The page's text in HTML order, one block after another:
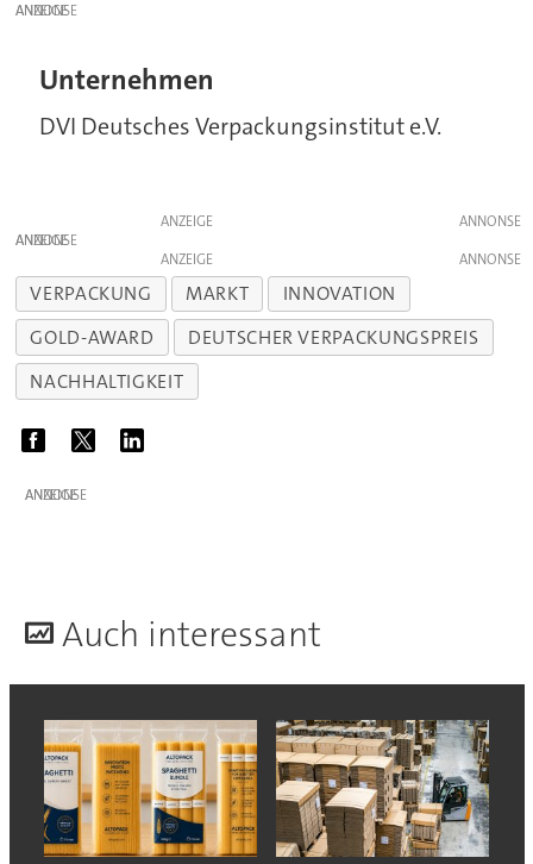
ANZEIGE
Unternehmen
DVI Deutsches Verpackungsinstitut e.V.
ANZEIGE
ANZEIGE
ANZEIGE
VERPACKUNG MARKT
INNOVATION
GOLD-AWARD
DEUTSCHER VERPACKUNGSPREIS
NACHHALTIGKEIT
ANZEIGE
Auch interessant